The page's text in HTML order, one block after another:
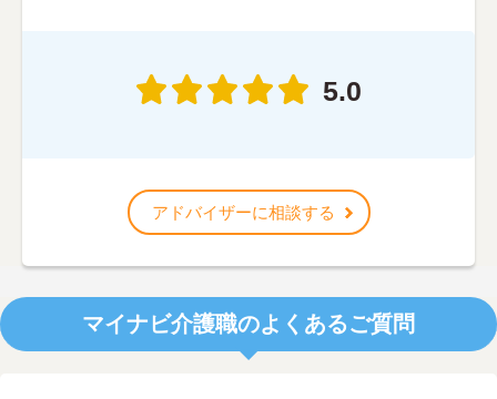
5.0
アドバイザーに相談する
マイナビ介護職のよくあるご質問